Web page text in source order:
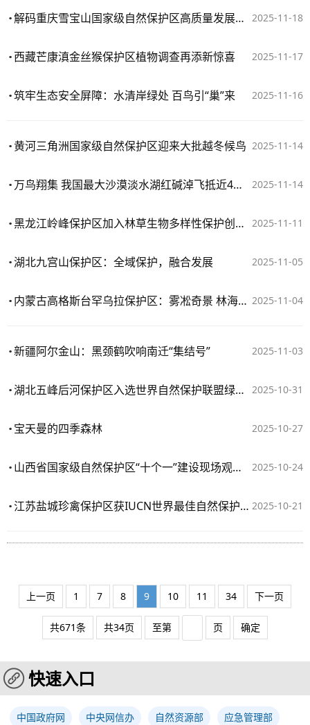
2025-11-18
解码重庆雪宝山国家级自然保护区高质量发展样本
2025-11-17
西藏芒康滇金丝猴保护区植物调查再添新惊喜
2025-11-16
筑牢生态安全屏障：水清岸绿处 百鸟引“巢”来
2025-11-14
黄河三角洲国家级自然保护区迎来大批越冬候鸟
2025-11-14
万鸟翔集 我国最大沙漠淡水湖红碱淖飞抵近4万只候鸟
2025-11-11
黑龙江岭峰保护区加入林草生物多样性保护创新联盟
2025-11-05
湖北九宫山保护区：全域保护，融合发展
2025-11-04
内蒙古高格斯台罕乌拉保护区：雾凇奇景 林海银装如入仙境
2025-11-03
新疆阿尔金山：黑颈鹤吹响南迁“集结号”
2025-10-31
湖北五峰后河保护区入选世界自然保护联盟绿色名录
2025-10-27
宝天曼的四季森林
2025-10-24
山西省国家级自然保护区“十个一”建设现场观摩培训会举办
2025-10-21
江苏盐城珍禽保护区获IUCN世界最佳自然保护地奖
上一页 1 7 8 9 10 11 34 下一页
共671条 共34页 至第 页 确定
快速入口
中国政府网 中央网信办 自然资源部 应急管理部